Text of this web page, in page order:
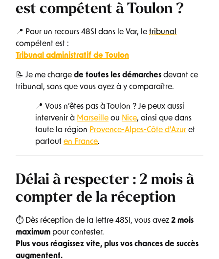
est compétent à Toulon ?
📍 Pour un recours 48SI dans le Var, le tribunal
compétent est :
Tribunal administratif de Toulon
📝 Je me charge de toutes les démarches devant ce
tribunal, sans que vous ayez à y comparaître.
📍 Vous n’êtes pas à Toulon ? Je peux aussi
intervenir à Marseille ou Nice, ainsi que dans
toute la région Provence-Alpes-Côte d’Azur et
partout en France.
Délai à respecter : 2 mois à
compter de la réception
⏱ Dès réception de la lettre 48SI, vous avez 2 mois
maximum pour contester.
Plus vous réagissez vite, plus vos chances de succès
augmentent.